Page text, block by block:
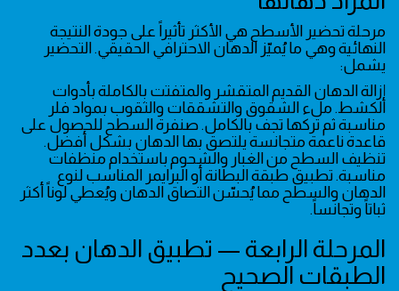
مرحلة تحضير الأسطح هي الأكثر تأثيراً على جودة النتيجة
النهائية وهي ما يُميّز الدهان الاحترافي الحقيقي. التحضير
يشمل:
إزالة الدهان القديم المتقشر والمتفتت بالكاملة بأدوات
الكشط. ملء الشقوق والتشققات والثقوب بمواد فلر
مناسبة ثم تركها تجف بالكامل. صنفرة السطح للحصول على
قاعدة ناعمة متجانسة يلتصق بها الدهان بشكل أفضل.
تنظيف السطح من الغبار والشحوم باستخدام منظفات
مناسبة. تطبيق طبقة البطانة أو البرايمر المناسب لنوع
الدهان والسطح مما يُحسّن التصاق الدهان ويُعطي لوناً أكثر
ثباتاً وتجانساً.
المرحلة الرابعة — تطبيق الدهان بعدد
الطبقات الصحيح